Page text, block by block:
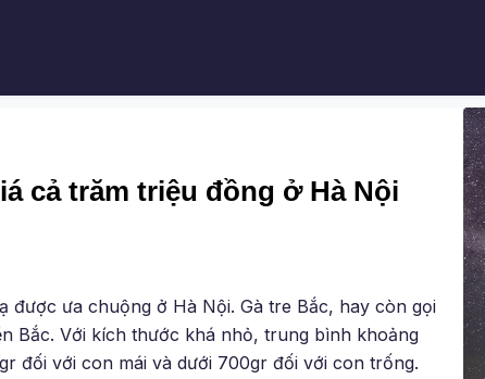
cả trăm triệu đồng ở Hà Nội
được ưa chuộng ở Hà Nội. Gà tre Bắc, hay còn gọi
Bắc. Với kích thước khá nhỏ, trung bình khoảng
đối với con mái và dưới 700gr đối với con trống.